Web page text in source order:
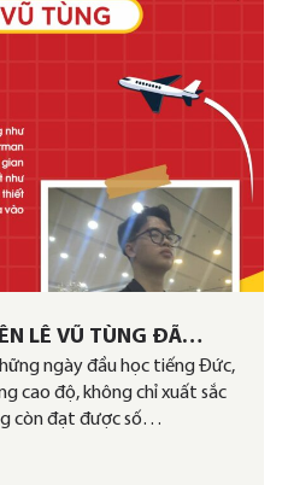
LÊ VŨ TÙNG ĐÃ
KỲ THI B1 VỚI KỸ
TUYỆT ĐỐI
ngày đầu học tiếng Đức,
cao độ, không chỉ xuất sắc
còn đạt được số…